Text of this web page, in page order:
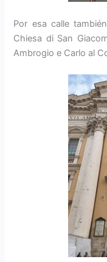
Por esa calle
Chiesa di San
Ambrogio e Carlo al